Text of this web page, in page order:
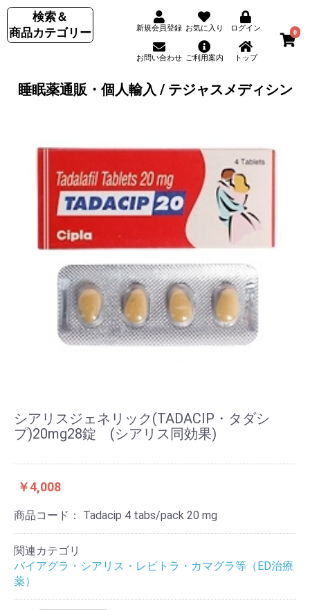
検索＆
商品カテゴリー
新規会員登録 お気に入り ログイン
お問い合わせ ご利用案内 トップ
0
睡眠薬通販・個人輸入 / テジャスメディシン
シアリスジェネリック(TADACIP・タダシ
プ)20mg28錠 (シアリス同効果)
￥4,008
商品コード： Tadacip 4 tabs/pack 20 mg
関連カテゴリ
バイアグラ・シアリス・レビトラ・カマグラ等（ED治療
薬）